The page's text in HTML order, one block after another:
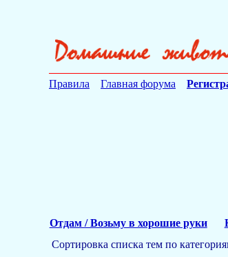
Правила Главная форума
Отдам / Возьму в хорошие руки
Сортировка списка тем по